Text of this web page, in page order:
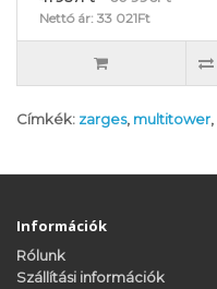
Nettó ár: 33 021Ft
Címkék: zarges, multitower,
Információk
Rólunk
Szállítási információk